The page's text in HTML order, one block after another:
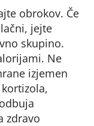
obrokov. Če
jejte
skupino.
Ne
izjemen
zdravo